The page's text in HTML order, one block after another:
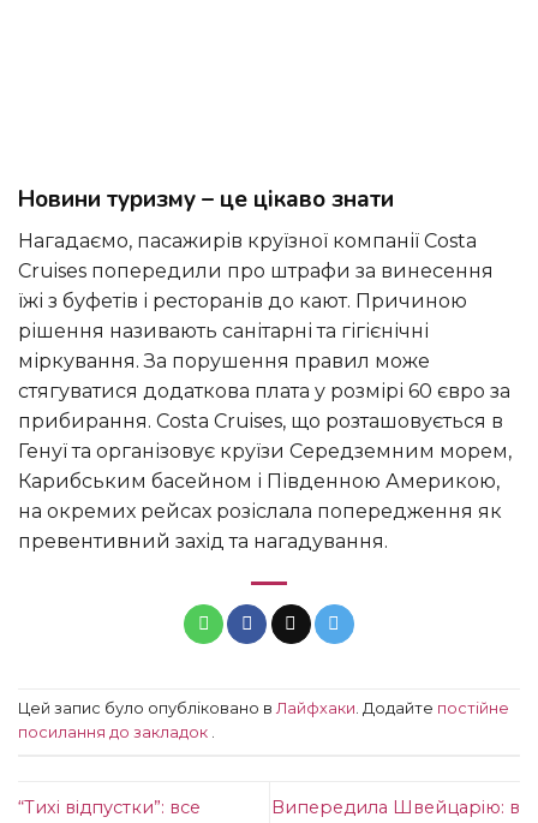
Новини туризму – це цікаво знати
Нагадаємо, пасажирів круїзної компанії Costa
Cruises попередили про штрафи за винесення
їжі з буфетів і ресторанів до кают. Причиною
рішення називають санітарні та гігієнічні
міркування. За порушення правил може
стягуватися додаткова плата у розмірі 60 євро за
прибирання. Costa Cruises, що розташовується в
Генуї та організовує круїзи Середземним морем,
Карибським басейном і Південною Америкою,
на окремих рейсах розіслала попередження як
превентивний захід та нагадування.
Цей запис було опубліковано вЛайфхаки. Додайте постійне
посилання до закладок .
“Тихі відпустки”: все
Випередила Швейцарію: в